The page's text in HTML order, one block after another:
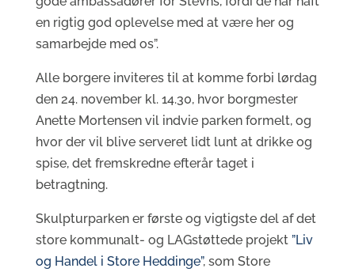
en rigtig god oplevelse med at være her og
samarbejde med os”.
Alle borgere inviteres til at komme forbi lørdag
den 24. november kl. 14.30, hvor borgmester
Anette Mortensen vil indvie parken formelt, og
hvor der vil blive serveret lidt lunt at drikke og
spise, det fremskredne efterår taget i
betragtning.
Skulpturparken er første og vigtigste del af det
store kommunalt- og LAGstøttede projekt ”Liv
og Handel i Store Heddinge”, som Store